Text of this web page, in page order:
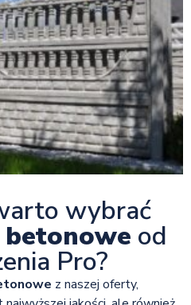
wybrać
od
Pro?
z naszej oferty,